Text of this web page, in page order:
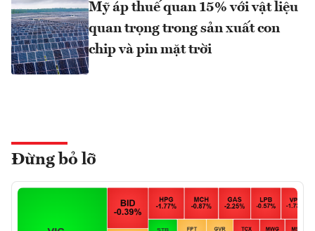
Mỹ áp thuế quan 15% với vật liệu
quan trọng trong sản xuất con
chip và pin mặt trời
Đừng bỏ lỡ